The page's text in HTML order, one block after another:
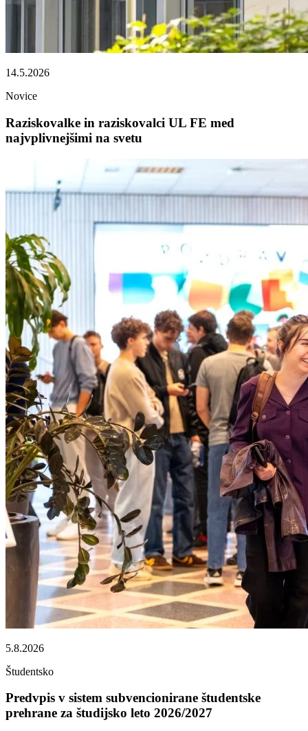
14.5.2026
Novice
Raziskovalke in raziskovalci UL FE med
najvplivnejšimi na svetu
5.8.2026
Študentsko
Predvpis v sistem subvencionirane študentske
prehrane za študijsko leto 2026/2027